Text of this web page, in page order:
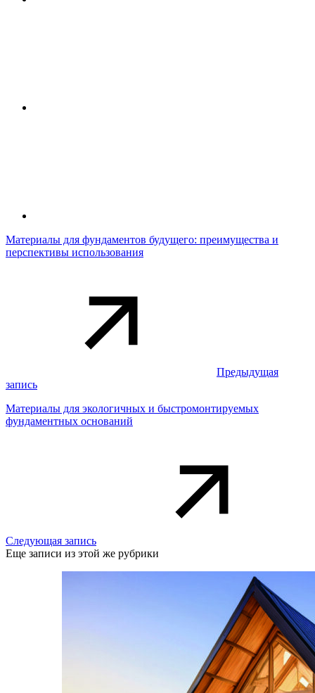
Материалы для фундаментов будущего: преимущества и
перспективы использования
Предыдущая
запись
Материалы для экологичных и быстромонтируемых
фундаментных оснований
Следующая запись
Еще записи из этой же рубрики